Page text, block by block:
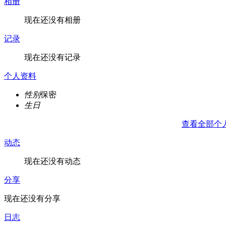
现在还没有相册
记录
现在还没有记录
个人资料
性别保密
生日
查看全部个
动态
现在还没有动态
分享
现在还没有分享
日志